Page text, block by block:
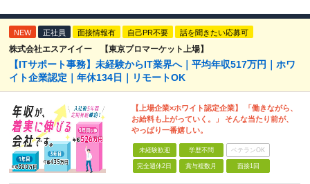
NEW 正社員 面接情報有 自己PR不要 話を聞きたい応募可
株式会社エスアイイー 【東京プロマーケット上場】
【ITサポート事務】未経験からIT業界へ｜平均年収517万円｜ホワ
イト企業認定｜年休134日｜リモートOK
【上場企業×ホワイト認定企業】 「働きながら、
お給料も上がっていく。」 そんな当たり前が、
やっぱり一番嬉しい。
未経験歓迎 学歴不問 ベテランOK
完全週休2日 賞与複数月 面接1回